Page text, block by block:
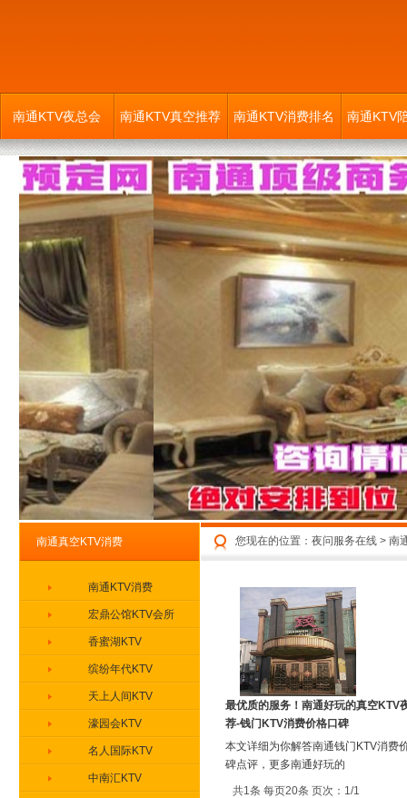
南通KTV夜总会 南通KTV真空推荐 南通KTV消费排名 南通KTV
您现在的位置： 夜问服务在线 > 南
最优质的服务！南通好玩的真空KTV
荐-钱门KTV消费价格口碑
本文详细为你解答南通钱门KTV消费
碑点评，更多南通好玩的
共1条 每页20条 页次：1/1
南通真空KTV消费
南通KTV消费
宏鼎公馆KTV会所
香蜜湖KTV
缤纷年代KTV
天上人间KTV
濠园会KTV
名人国际KTV
中南汇KTV